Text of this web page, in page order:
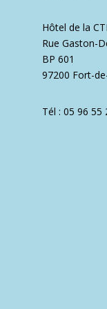
Hôtel de la
Rue Gaston-
BP 601
97200 Fort-
Tél : 05 96 55